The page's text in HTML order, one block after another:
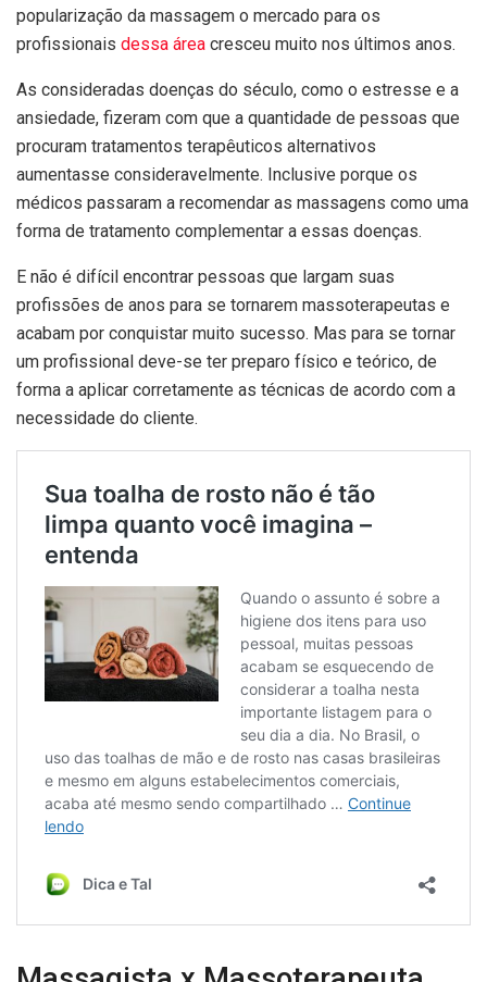
popularização da massagem o mercado para os
profissionais dessa área cresceu muito nos últimos anos.
As consideradas doenças do século, como o estresse e a
ansiedade, fizeram com que a quantidade de pessoas que
procuram tratamentos terapêuticos alternativos
aumentasse consideravelmente. Inclusive porque os
médicos passaram a recomendar as massagens como uma
forma de tratamento complementar a essas doenças.
E não é difícil encontrar pessoas que largam suas
profissões de anos para se tornarem massoterapeutas e
acabam por conquistar muito sucesso. Mas para se tornar
um profissional deve-se ter preparo físico e teórico, de
forma a aplicar corretamente as técnicas de acordo com a
necessidade do cliente.